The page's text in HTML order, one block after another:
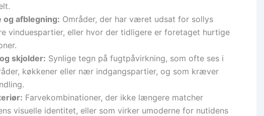
afblegning: Områder, der har været udsat for sollys
vinduespartier, eller hvor der tidligere er foretaget hurtige
skjolder: Synlige tegn på fugtpåvirkning, som ofte ses i
køkkener eller nær indgangspartier, og som kræver
Farvekombinationer, der ikke længere matcher
visuelle identitet, eller som virker umoderne for nutidens